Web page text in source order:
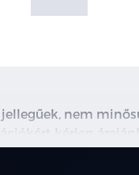
manuálisan
nem
kérjen
A meghirdetett